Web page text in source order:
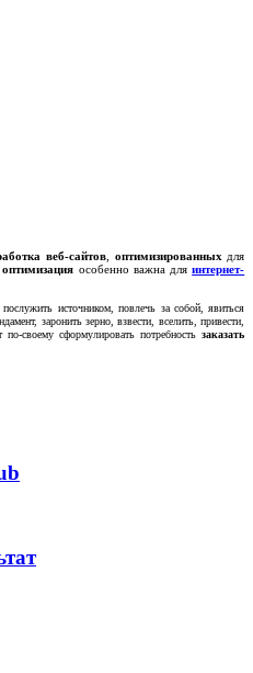
веб-сайтов, оптимизированных для
особенно важна для интернет-
источником, повлечь за собой, явиться
заронить зерно, взвести, вселить, привести,
своему сформулировать потребность заказать